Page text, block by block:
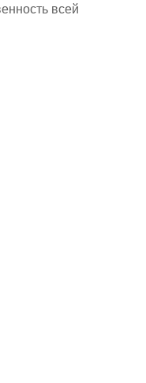
всей